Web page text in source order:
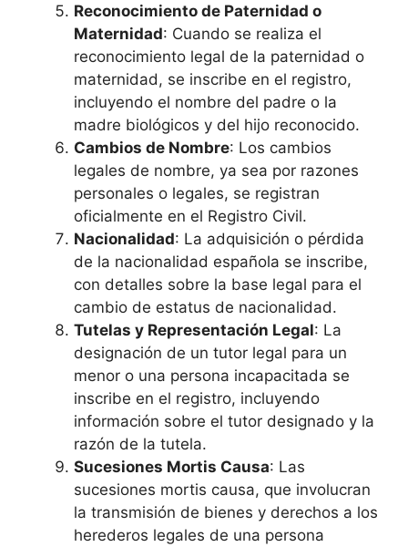
Reconocimiento de Paternidad o
Maternidad: Cuando se realiza el
reconocimiento legal de la paternidad o
maternidad, se inscribe en el registro,
incluyendo el nombre del padre o la
madre biológicos y del hijo reconocido.
Cambios de Nombre: Los cambios
legales de nombre, ya sea por razones
personales o legales, se registran
oficialmente en el Registro Civil.
Nacionalidad: La adquisición o pérdida
de la nacionalidad española se inscribe,
con detalles sobre la base legal para el
cambio de estatus de nacionalidad.
Tutelas y Representación Legal: La
designación de un tutor legal para un
menor o una persona incapacitada se
inscribe en el registro, incluyendo
información sobre el tutor designado y la
razón de la tutela.
Sucesiones Mortis Causa: Las
sucesiones mortis causa, que involucran
la transmisión de bienes y derechos a los
herederos legales de una persona